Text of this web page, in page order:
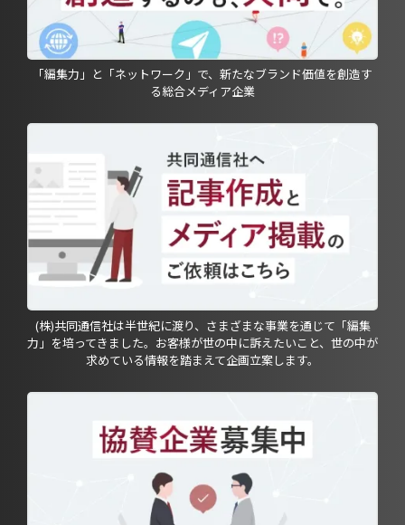
「編集力」と「ネットワーク」で、新たなブランド価値を創造す
る総合メディア企業
(株)共同通信社は半世紀に渡り、さまざまな事業を通じて「編集
力」を培ってきました。お客様が世の中に訴えたいこと、世の中が
求めている情報を踏まえて企画立案します。